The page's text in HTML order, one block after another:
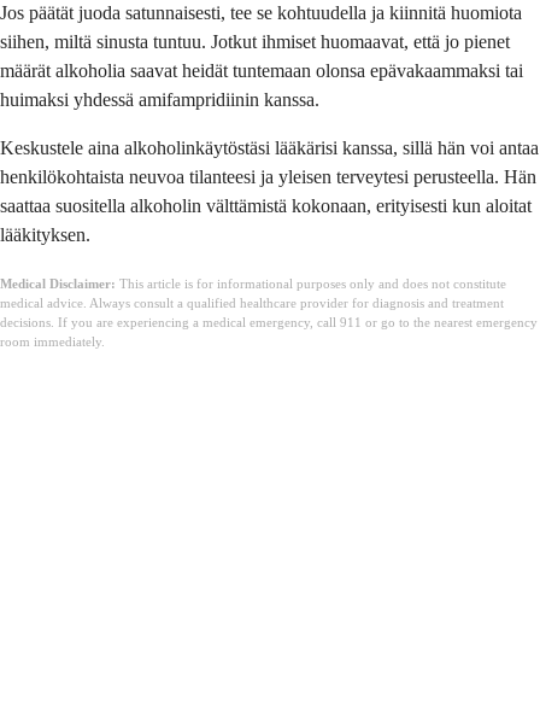
Jos päätät juoda satunnaisesti, tee se kohtuudella ja kiinnitä huomiota
siihen, miltä sinusta tuntuu. Jotkut ihmiset huomaavat, että jo pienet
määrät alkoholia saavat heidät tuntemaan olonsa epävakaammaksi tai
huimaksi yhdessä amifampridiinin kanssa.
Keskustele aina alkoholinkäytöstäsi lääkärisi kanssa, sillä hän voi antaa
henkilökohtaista neuvoa tilanteesi ja yleisen terveytesi perusteella. Hän
saattaa suositella alkoholin välttämistä kokonaan, erityisesti kun aloitat
lääkityksen.
Medical Disclaimer: This article is for informational purposes only and does not constitute
medical advice. Always consult a qualified healthcare provider for diagnosis and treatment
decisions. If you are experiencing a medical emergency, call 911 or go to the nearest emergency
room immediately.